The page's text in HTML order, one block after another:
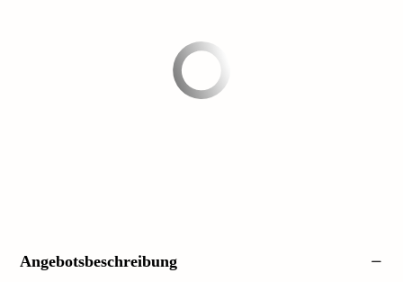
Angebotsbeschreibung